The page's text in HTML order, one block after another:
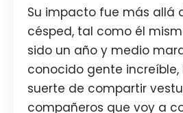
Su impacto fue más allá
césped, tal como él
sido un año y medio
conocido gente
suerte de compartir
compañeros que voy a